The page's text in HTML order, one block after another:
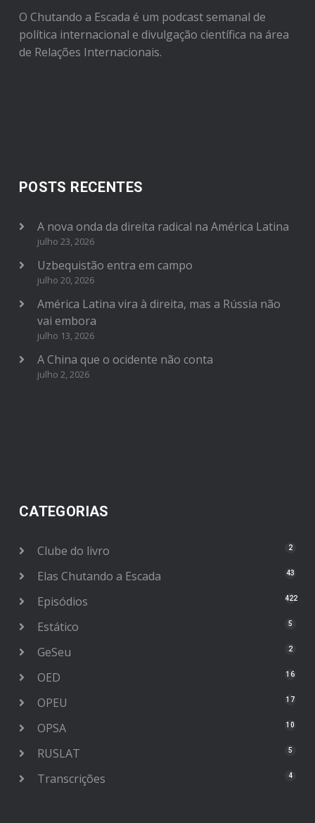
O Chutando a Escada é um podcast semanal de
política internacional e divulgação científica na área
de Relações Internacionais.
POSTS RECENTES
A nova onda da direita radical na América Latina
julho 23, 2026
Uzbequistão entra em campo
julho 20, 2026
América Latina vira à direita, mas a Rússia não
vai embora
julho 13, 2026
A China que o ocidente não conta
julho 2, 2026
CATEGORIAS
Clube do livro 2
Elas Chutando a Escada 43
Episódios 422
Estático 5
GeSeu 2
OED 16
OPEU 17
OPSA 10
RUSLAT 5
Transcrições 4